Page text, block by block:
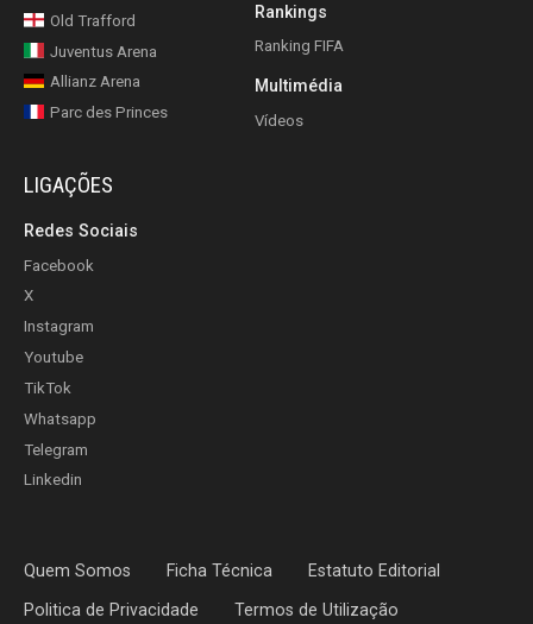
Old Trafford
Juventus Arena
Allianz Arena
Parc des Princes
Rankings
Ranking FIFA
Multimédia
Vídeos
LIGAÇÕES
Redes Sociais
Facebook
X
Instagram
Youtube
TikTok
Whatsapp
Telegram
Linkedin
Quem Somos Ficha Técnica Estatuto Editorial
Politica de Privacidade Termos de Utilização